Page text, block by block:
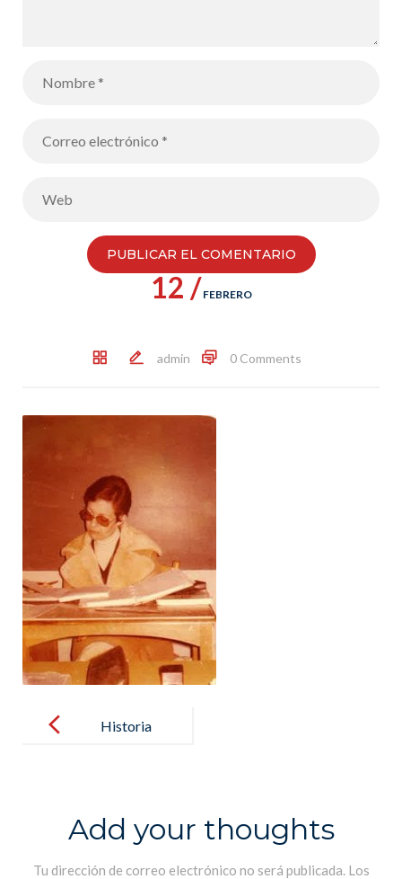
12 / FEBRERO
admin 0 Comments
navigation
Historia
Add your thoughts
Tu dirección de correo electrónico no será publicada. Los